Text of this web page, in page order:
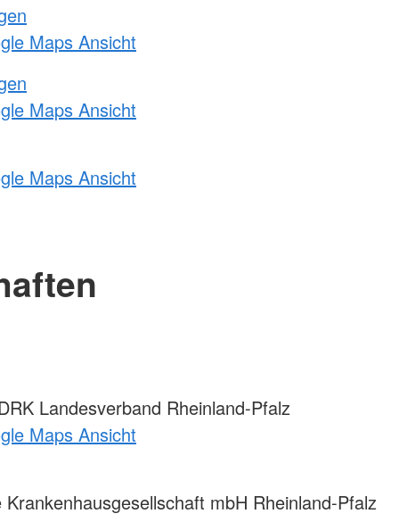
Maps Ansicht
Maps Ansicht
Maps Ansicht
Landesverband Rheinland-Pfalz
Maps Ansicht
mbH Rheinland-Pfalz